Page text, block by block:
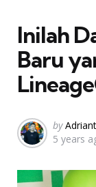
Inilah
Baru
Posted
by
by
5 years